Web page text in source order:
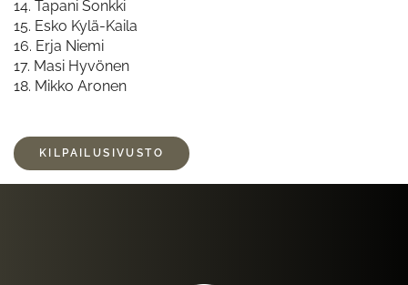
14. Tapani Sonkki
​​​​​​​15. Esko Kylä-Kaila
16. Erja Niemi
17. Masi Hyvönen
​​​​​​​18. Mikko Aronen
KILPAILUSIVUSTO